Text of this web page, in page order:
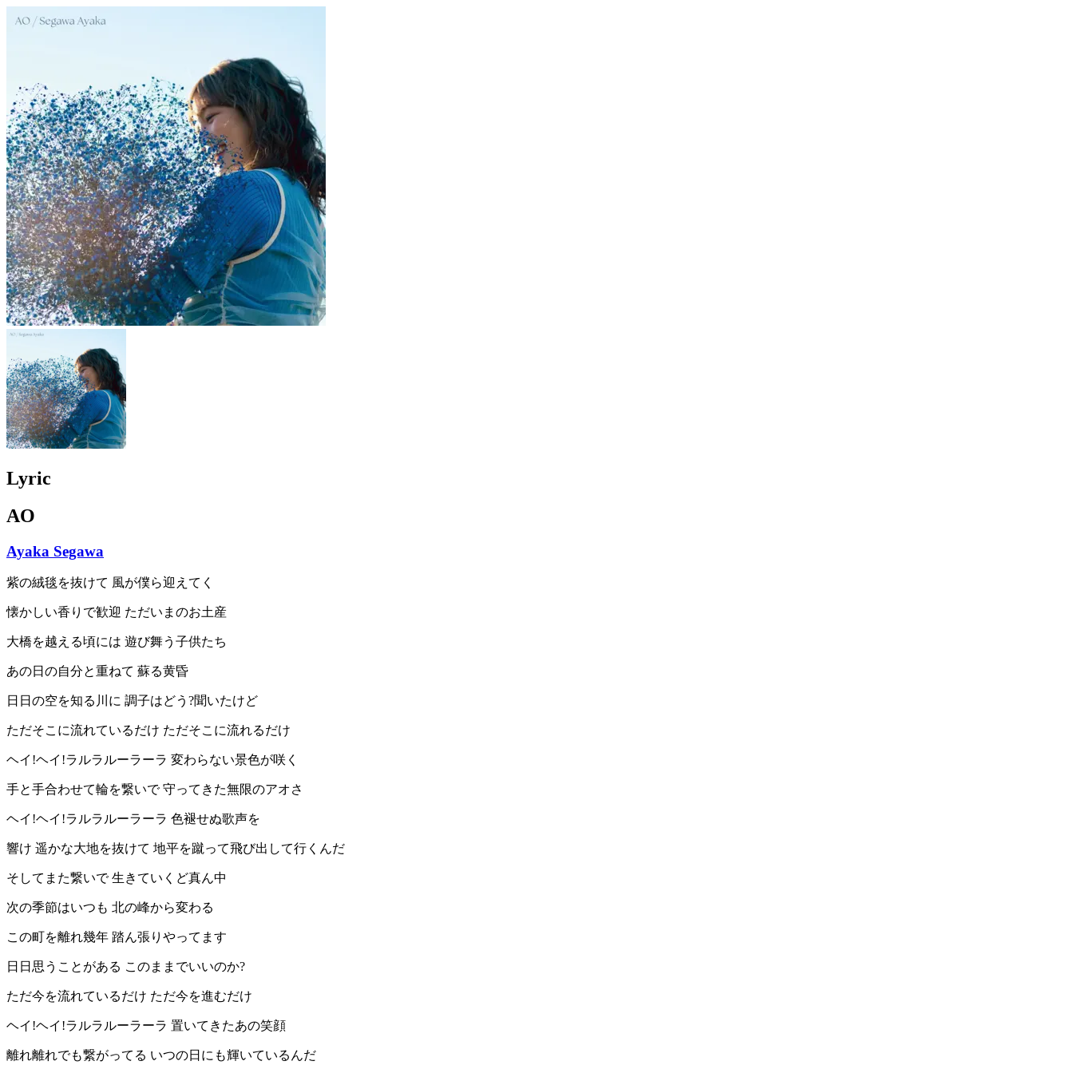
Lyric
AO
Ayaka Segawa
紫の絨毯を抜けて 風が僕ら迎えてく
懐かしい香りで歓迎 ただいまのお土産
大橋を越える頃には 遊び舞う子供たち
あの日の自分と重ねて 蘇る黄昏
日日の空を知る川に 調子はどう?聞いたけど
ただそこに流れているだけ ただそこに流れるだけ
ヘイ!ヘイ!ラルラルーラーラ 変わらない景色が咲く
手と手合わせて輪を繋いで 守ってきた無限のアオさ
ヘイ!ヘイ!ラルラルーラーラ 色褪せぬ歌声を
響け 遥かな大地を抜けて 地平を蹴って飛び出して行くんだ
そしてまた繋いで 生きていくど真ん中
次の季節はいつも 北の峰から変わる
この町を離れ幾年 踏ん張りやってます
日日思うことがある このままでいいのか?
ただ今を流れているだけ ただ今を進むだけ
ヘイ!ヘイ!ラルラルーラーラ 置いてきたあの笑顔
離れ離れでも繋がってる いつの日にも輝いているんだ